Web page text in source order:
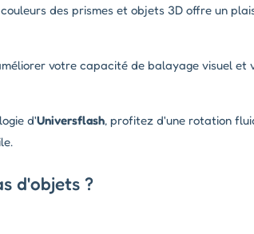
des prismes et objets 3D offre un
votre capacité de balayage visuel et
d'Universflash, profitez d'une rotation
d'objets ?